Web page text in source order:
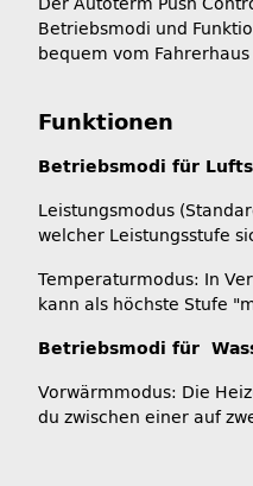
Der Autoterm Push
Betriebsmodi und
bequem vom
Funktionen
Betriebsmodi für
Leistungsmodus
welcher Leistungsstufe
Temperaturmodus: In
kann als höchste Stufe
Betriebsmodi für
Vorwärmmodus: Die
du zwischen einer auf